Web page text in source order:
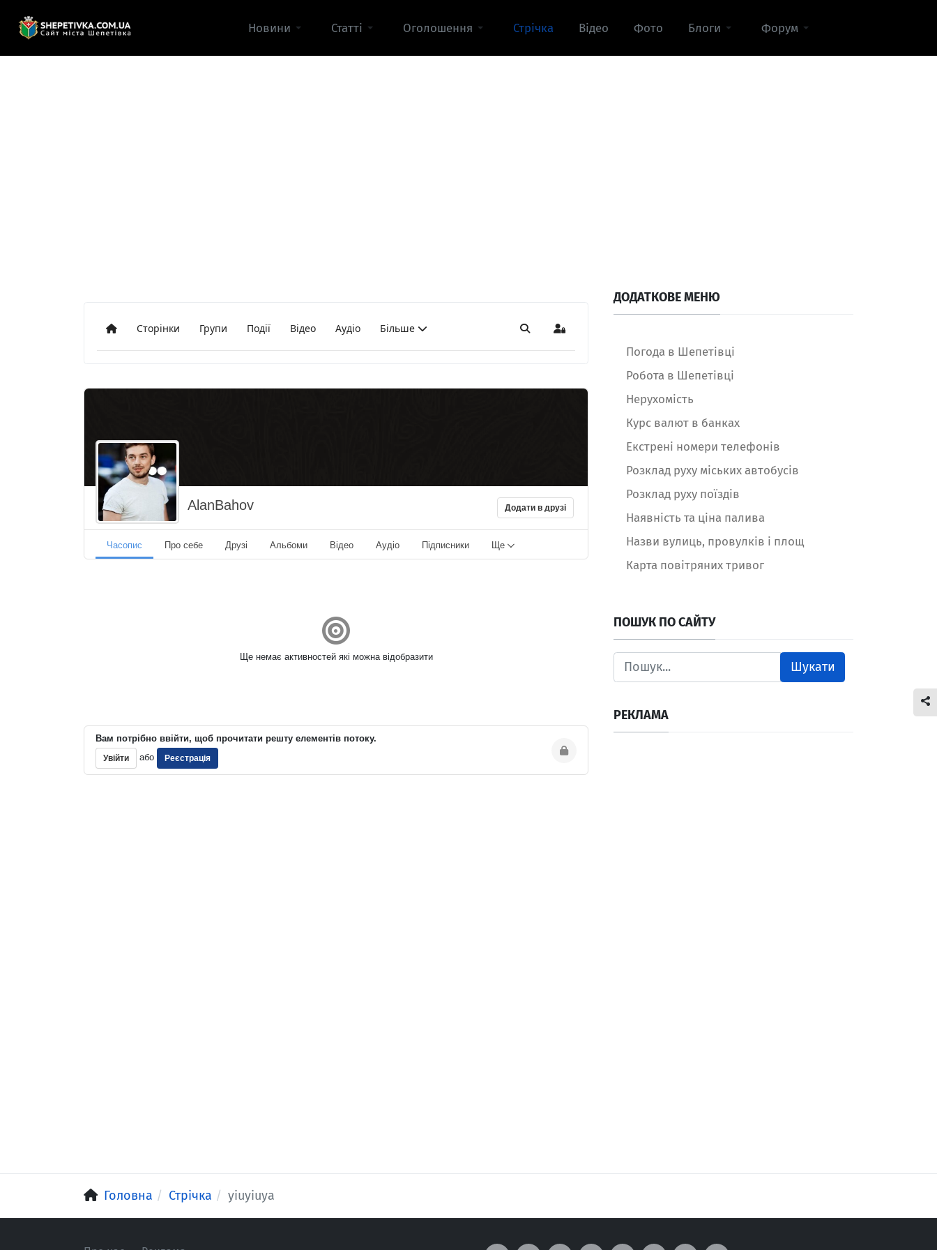
Новини Статті Оголошення Стрічка Відео Фото Блоги Форум
ДодомуСторінки Групи Події Відео Аудіо Більше Пошук Sign In
AlanBahov Додати в друзі
Часопис Про себе Друзі Альбоми Відео Аудіо Підписники Ще
Ще немає активностей які можна відобразити
Вам потрібно ввійти, щоб прочитати решту елементів потоку.
Увійти або Реєстрація
ДОДАТКОВЕ МЕНЮ
Погода в Шепетівці
Робота в Шепетівці
Нерухомість
Курс валют в банках
Екстрені номери телефонів
Розклад руху міських автобусів
Розклад руху поїздів
Наявність та ціна палива
Назви вулиць, провулків і площ
Карта повітряних тривог
ПОШУК ПО САЙТУ
Шукати
РЕКЛАМА
Головна Стрічка yiuyiuya